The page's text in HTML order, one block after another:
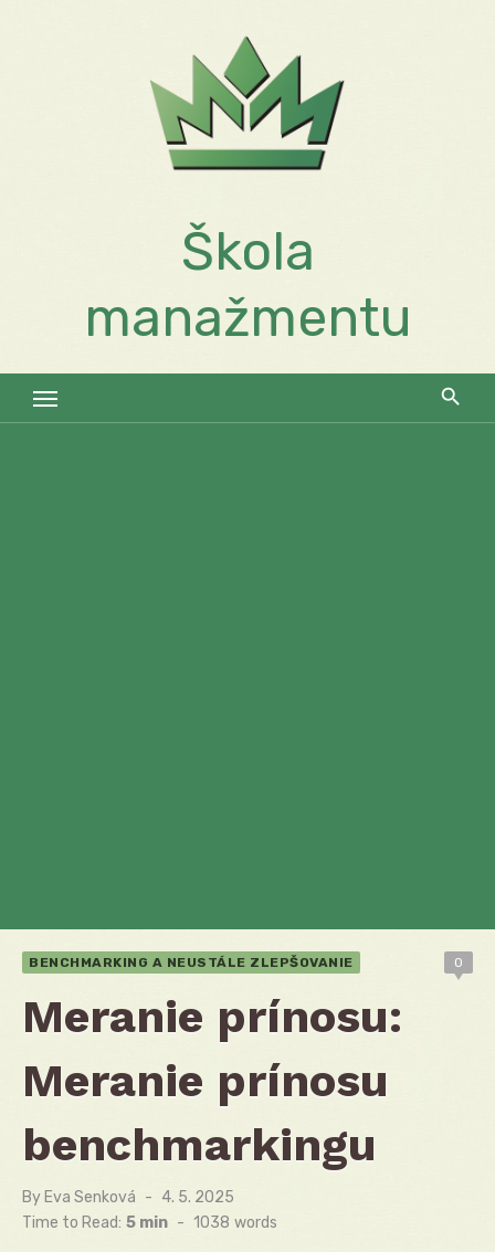
Škola
manažmentu
BENCHMARKING A NEUSTÁLE ZLEPŠOVANIE 0
Meranie prínosu:
Meranie prínosu
benchmarkingu
By Eva Senková
Posted
on
4. 5. 2025
Time to Read: 5 min - 1038 words